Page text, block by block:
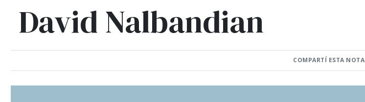
David Nalbandian
COMPARTÍ ESTA NOTA